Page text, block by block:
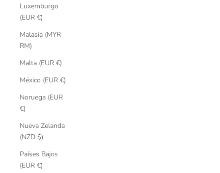
Luxemburgo
(EUR €)
Malasia (MYR
RM)
Malta (EUR €)
México (EUR €)
Noruega (EUR
€)
Nueva Zelanda
(NZD $)
Países Bajos
(EUR €)